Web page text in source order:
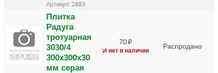
Артикул: 2883
Плитка
Радуга
тротуарная
3030/4
300х300х30
мм серая
70
нет в наличии
Распродано